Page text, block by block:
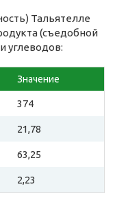
Тальятелле
(съедобной
углеводов:
Значение
374
21,78
63,25
2,23